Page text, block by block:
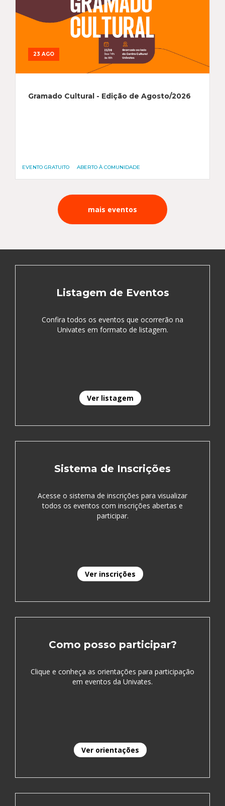
23 AGO
Gramado Cultural - Edição de Agosto/2026
EVENTO GRATUITO ABERTO À COMUNIDADE
mais eventos
Listagem de Eventos
Confira todos os eventos que ocorrerão na
Univates em formato de listagem.
Ver listagem
Sistema de Inscrições
Acesse o sistema de inscrições para visualizar
todos os eventos com inscrições abertas e
participar.
Ver inscrições
Como posso participar?
Clique e conheça as orientações para participação
em eventos da Univates.
Ver orientações